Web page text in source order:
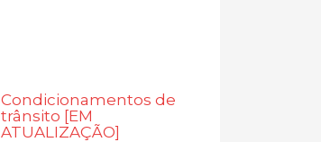
Condicionamentos de
trânsito [EM
ATUALIZAÇÃO]